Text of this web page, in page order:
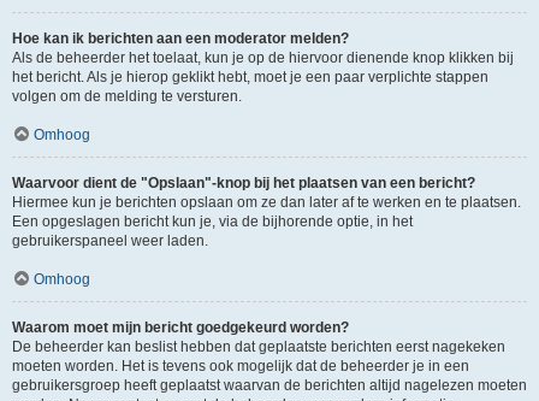
Hoe kan ik berichten aan een moderator melden?
Als de beheerder het toelaat, kun je op de hiervoor dienende knop klikken bij
het bericht. Als je hierop geklikt hebt, moet je een paar verplichte stappen
volgen om de melding te versturen.
Omhoog
Waarvoor dient de "Opslaan"-knop bij het plaatsen van een bericht?
Hiermee kun je berichten opslaan om ze dan later af te werken en te plaatsen.
Een opgeslagen bericht kun je, via de bijhorende optie, in het
gebruikerspaneel weer laden.
Omhoog
Waarom moet mijn bericht goedgekeurd worden?
De beheerder kan beslist hebben dat geplaatste berichten eerst nagekeken
moeten worden. Het is tevens ook mogelijk dat de beheerder je in een
gebruikersgroep heeft geplaatst waarvan de berichten altijd nagelezen moeten